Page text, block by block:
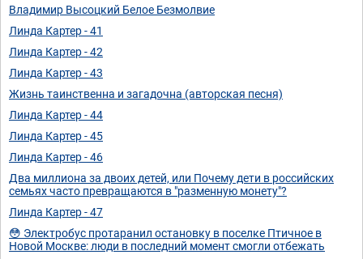
Владимир Высоцкий Белое Безмолвие
Линда Картер - 41
Линда Картер - 42
Линда Картер - 43
Жизнь таинственна и загадочна (авторская песня)
Линда Картер - 44
Линда Картер - 45
Линда Картер - 46
Два миллиона за двоих детей, или Почему дети в российских
семьях часто превращаются в "разменную монету"?
Линда Картер - 47
😳 Электробус протаранил остановку в поселке Птичное в
Новой Москве: люди в последний момент смогли отбежать